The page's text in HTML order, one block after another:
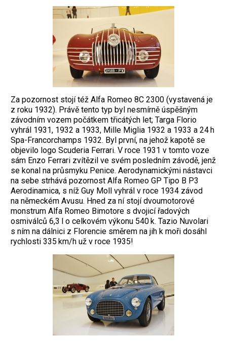
Za pozornost stojí též Alfa Romeo 8C 2300 (vystavená je
z roku 1932). Právě tento typ byl nesmírně úspěšným
závodním vozem počátkem třicátých let; Targa Florio
vyhrál 1931, 1932 a 1933, Mille Miglia 1932 a 1933 a 24 h
Spa-Francorchamps 1932. Byl první, na jehož kapotě se
objevilo logo Scuderia Ferrari. V roce 1931 v tomto voze
sám Enzo Ferrari zvítězil ve svém posledním závodě, jenž
se konal na průsmyku Penice. Aero­dynamickými nástavci
na sebe strhává ­pozornost Alfa Romeo GP Tipo B P3
Aero­dinamica, s níž Guy Moll vyhrál v roce 1934 závod
na německém Avusu. Hned za ní ­stojí dvoumotorové
monstrum Alfa Romeo Bimotore s dvojicí řadových
osmiválců 6,3 l o celkovém výkonu 540 k. Tazio Nuvolari
s ním na dálnici z Florencie směrem na jih k moři dosáhl
rychlosti 335 km/h už v roce 1935!